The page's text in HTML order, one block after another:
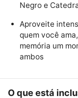
Negro e
Aproveite
quem você
memória um
ambos
O que está